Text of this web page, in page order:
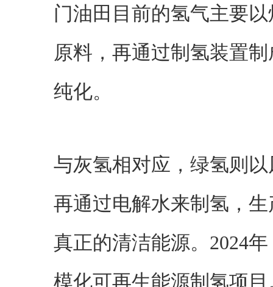
门油田目前的氢气主要
原料，再通过制氢装置
纯化。
与灰氢相对应，绿氢则
再通过电解水来制氢，
真正的清洁能源。2024
模化可再生能源制氢项目